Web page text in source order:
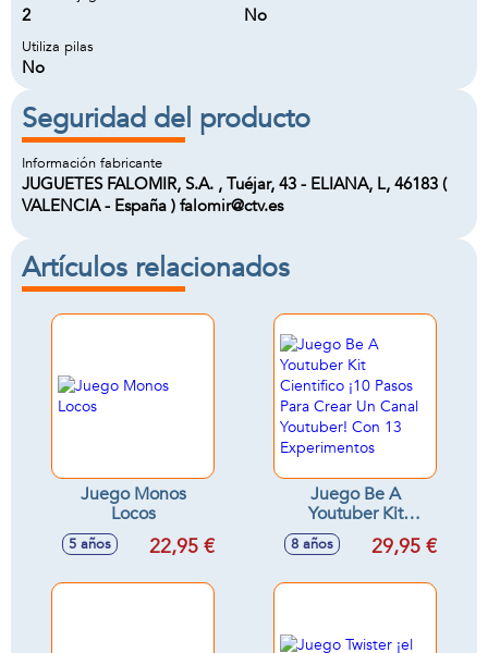
2 No
Utiliza pilas
No
Seguridad del producto
Información fabricante
JUGUETES FALOMIR, S.A. , Tuéjar, 43 - ELIANA, L, 46183 (
VALENCIA - España ) falomir@ctv.es
Artículos relacionados
Juego Monos
Locos
5 años 22,95 €
Juego Be A
Youtuber Kit
Cientifico ¡10 Pasos
Para Crear Un Canal
8 años 29,95 €